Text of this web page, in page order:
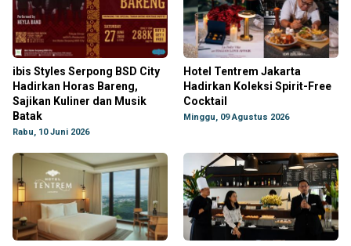
ibis Styles Serpong BSD City
Hadirkan Horas Bareng,
Sajikan Kuliner dan Musik
Batak
Rabu, 10 Juni 2026
Hotel Tentrem Jakarta
Hadirkan Koleksi Spirit-Free
Cocktail
Minggu, 09 Agustus 2026